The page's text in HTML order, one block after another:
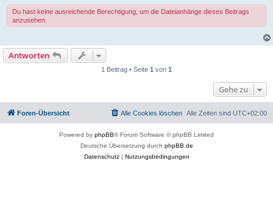
g
Du hast keine ausreichende Berechtigung, um die Dateianhänge dieses Beitrags
anzusehen.
Antworten
1 Beitrag • Seite 1 von 1
Gehe zu
Foren-Übersicht Alle Zeiten sind UTC+02:00
Alle Cookies löschen
Powered by phpBB® Forum Software © phpBB Limited
Deutsche Übersetzung durch phpBB.de
Datenschutz| Nutzungsbedingungen